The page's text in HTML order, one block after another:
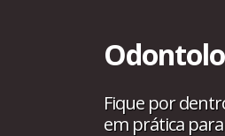
Fique por
em prática